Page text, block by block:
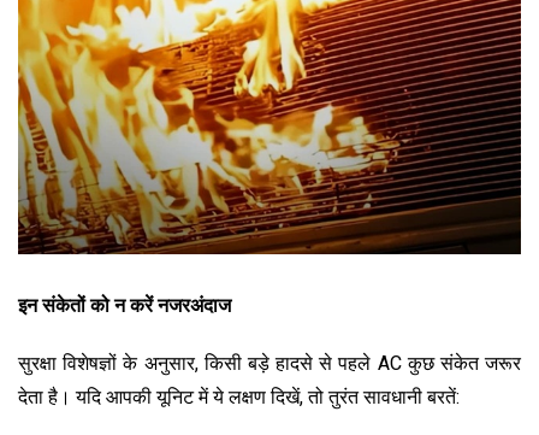
इन संकेतों को न करें नजरअंदाज
सुरक्षा विशेषज्ञों के अनुसार, किसी बड़े हादसे से पहले AC कुछ संकेत जरूर
देता है। यदि आपकी यूनिट में ये लक्षण दिखें, तो तुरंत सावधानी बरतें: